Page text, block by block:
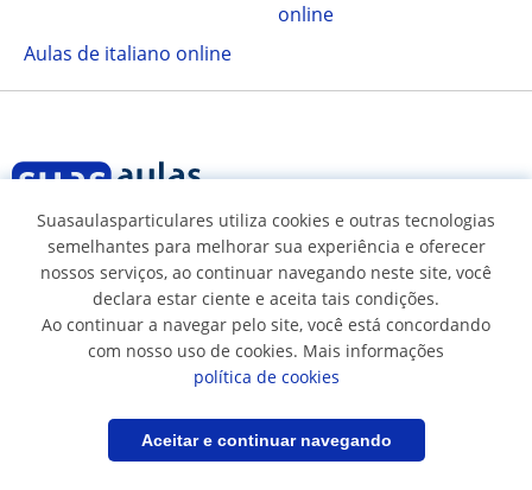
Salvar pesquisa Filtrar
online
Aulas de italiano online
Siga-nos em
Termos e Condições
Política de cookies
Política de privacidade
Suasaulasparticulares utiliza cookies e outras tecnologias
semelhantes para melhorar sua experiência e oferecer
nossos serviços, ao continuar navegando neste site, você
declara estar ciente e aceita tais condições.
Ao continuar a navegar pelo site, você está concordando
com nosso uso de cookies. Mais informações
política de cookies
Aceitar e continuar navegando